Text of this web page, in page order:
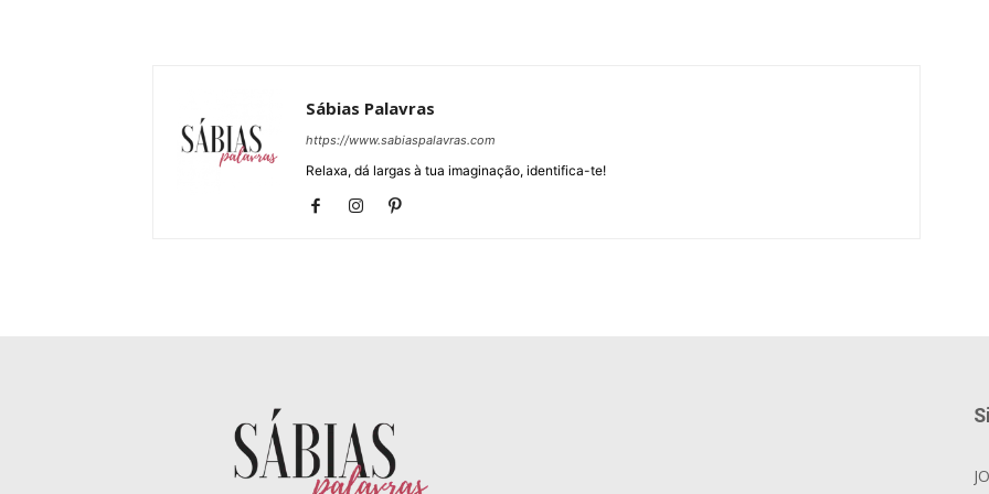
Sábias Palavras
https://www.sabiaspalavras.com
Relaxa, dá largas à tua imaginação, identifica-te!